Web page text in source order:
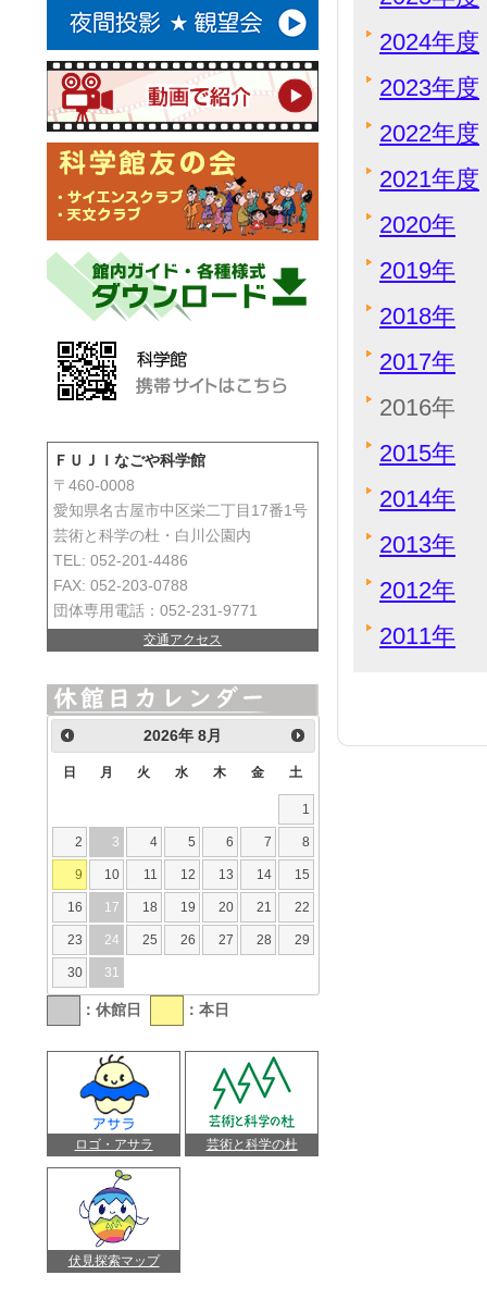
2024年度
2023年度
2022年度
2021年度
2020年
2019年
2018年
2017年
2016年
2015年
2014年
2013年
2012年
2011年
ＦＵＪＩなごや科学館
〒460-0008
愛知県名古屋市中区栄二丁目17番1号
芸術と科学の杜・白川公園内
TEL: 052-201-4486
FAX: 052-203-0788
団体専用電話：052-231-9771
交通アクセス
2026年8月
日 月 火 水 木 金 土
1
2 3 4 5 6 7 8
9 10 11 12 13 14 15
16 17 18 19 20 21 22
23 24 25 26 27 28 29
30 31
：休館日 ：本日
ロゴ・アサラ 芸術と科学の杜
伏見探索マップ